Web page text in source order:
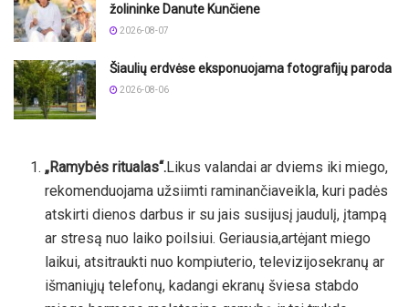
žolininke Danute Kunčiene
2026-08-07
Šiaulių erdvėse eksponuojama fotografijų paroda
2026-08-06
„Ramybės ritualas“.Likus valandai ar dviems iki miego,
rekomenduojama užsiimti raminančiaveikla, kuri padės
atskirti dienos darbus ir su jais susijusį jaudulį, įtampą
ar stresą nuo laiko poilsiui. Geriausia,artėjant miego
laikui, atsitraukti nuo kompiuterio, televizijosekranų ar
išmaniųjų telefonų, kadangi ekranų šviesa stabdo